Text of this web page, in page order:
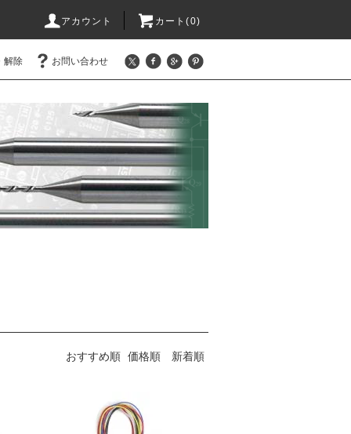
アカウント カート(0)
解除 お問い合わせ
おすすめ順 価格順 新着順